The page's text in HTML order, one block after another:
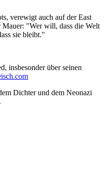
verewigt auch auf der East
Mauer: "Wer will, dass die Welt
sie bleibt."
insbesonder über seinen
Dichter und dem Neonazi
.